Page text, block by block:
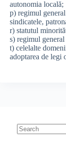
autonomia locală;
p) regimul
sindicatele,
r) statutul
s) regimul
t) celelalte
adoptarea de legi